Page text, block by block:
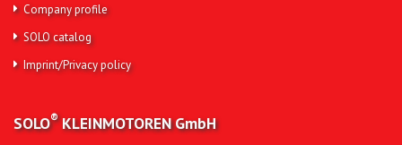
Company profile
SOLO catalog
Imprint/Privacy policy
SOLO®KLEINMOTORENGmbH